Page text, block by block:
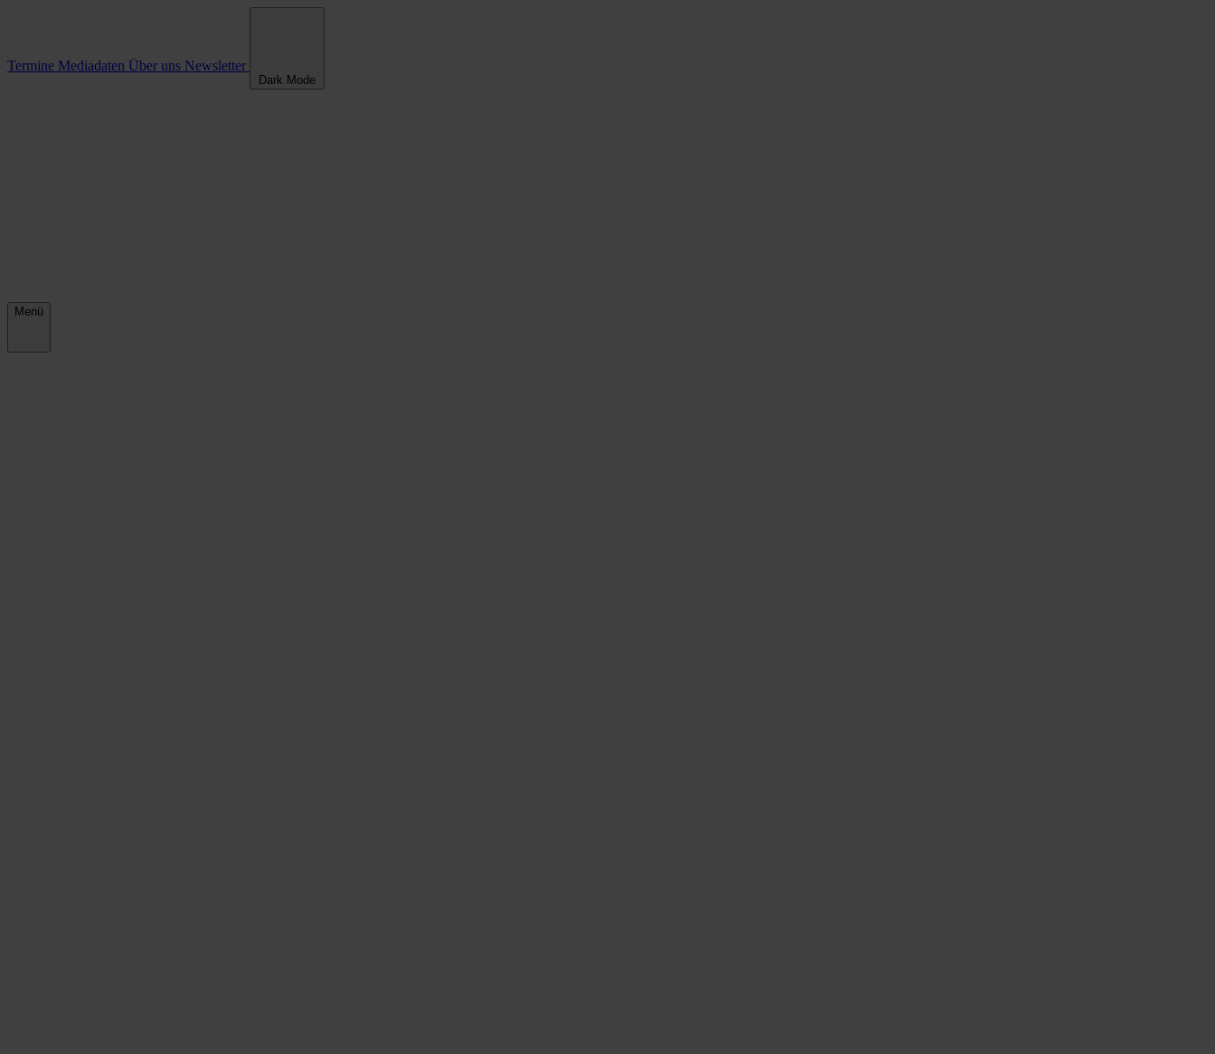
Termine Mediadaten Über uns Newsletter
Dark Mode
Menü